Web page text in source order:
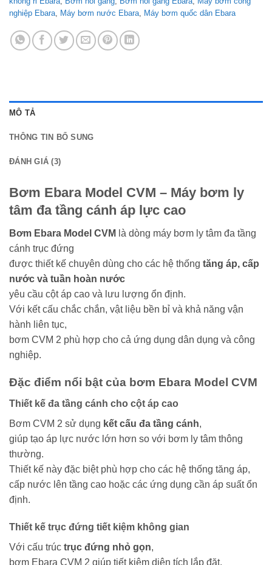
nghiệp Ebara
Máy bơm nước Ebara Máy bơm quốc dân Ebara
MÔ TẢ
THÔNG TIN BỔ SUNG
ĐÁNH GIÁ (3)
Bơm Ebara Model CVM – Máy bơm ly
tâm đa tầng cánh áp lực cao
Bơm Ebara Model CVM là dòng máy bơm ly tâm đa tầng
cánh trục đứng
được thiết kế chuyên dùng cho các hệ thống tăng áp, cấp
nước và tuần hoàn nước
yêu cầu cột áp cao và lưu lượng ổn định.
Với kết cấu chắc chắn, vật liệu bền bỉ và khả năng vận
hành liên tục,
bơm CVM 2 phù hợp cho cả ứng dụng dân dụng và công
nghiệp.
Đặc điểm nổi bật của bơm Ebara Model CVM
Thiết kế đa tầng cánh cho cột áp cao
Bơm CVM 2 sử dụng kết cấu đa tầng cánh,
giúp tạo áp lực nước lớn hơn so với bơm ly tâm thông
thường.
Thiết kế này đặc biệt phù hợp cho các hệ thống tăng áp,
cấp nước lên tầng cao hoặc các ứng dụng cần áp suất ổn
định.
Thiết kế trục đứng tiết kiệm không gian
Với cấu trúc trục đứng nhỏ gọn,
bơm Ebara CVM 2 giúp tiết kiệm diện tích lắp đặt,